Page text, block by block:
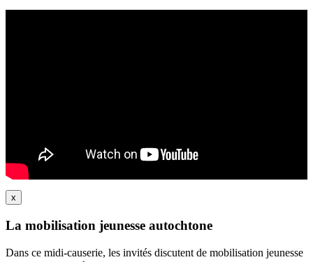
x
La mobilisation jeunesse autochtone
Dans ce midi-causerie, les invités discutent de mobilisation jeunesse